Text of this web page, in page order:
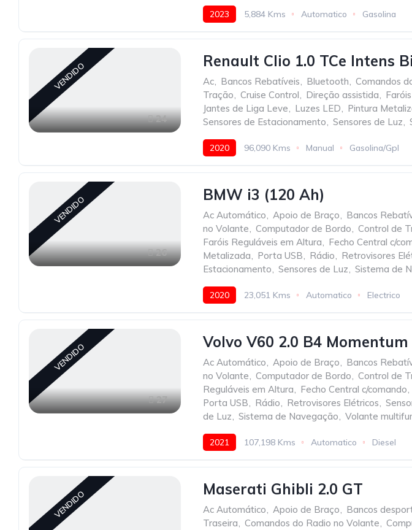
2023 5,884 Kms Automatico Gasolina
VENDIDO
24
Renault Clio 1.0 TCe Intens
Ac, Bancos Rebatíveis, Bluetooth, Comandos
Tração, Cruise Control, Direção assistida,
Jantes de Liga Leve, Luzes LED, Pintura
Sensores de Estacionamento, Sensores de Luz,
2020 96,090 Kms Manual Gasolina/Gpl
VENDIDO
26
BMW i3 (120 Ah)
Ac Automático, Apoio de Braço, Bancos
no Volante, Computador de Bordo, Control de
Faróis Reguláveis em Altura, Fecho Central c/
Metalizada, Porta USB, Rádio, Retrovisores
Estacionamento, Sensores de Luz, Sistema de
2020 23,051 Kms Automatico Electrico
VENDIDO
27
Volvo V60 2.0 B4
Ac Automático, Apoio de Braço, Bancos
no Volante, Computador de Bordo, Control de
Reguláveis em Altura, Fecho Central c/comando,
Porta USB, Rádio, Retrovisores Elétricos,
de Luz, Sistema de Navegação, Volante
2021 107,198 Kms Automatico Diesel
VENDIDO Maserati Ghibli 2.0 GT
Ac Automático, Apoio de Braço, Bancos
Traseira, Comandos do Radio no Volante,